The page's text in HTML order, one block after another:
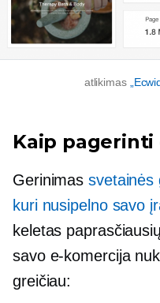
atlikimas
Kaip
Gerinimassvetainės
kuri nusipelno savo
keletas
savo e-komercija
greičiau: